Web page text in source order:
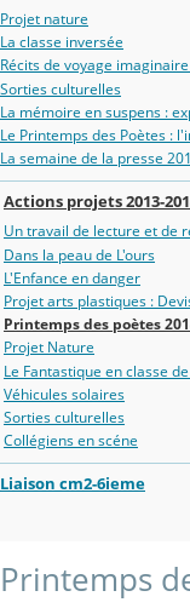
Projet nature
La classe inversée
Récits de voyage
Sorties culturelles
La mémoire en suspens :
Le Printemps des Poètes :
La semaine de la presse
Actions projets 2013-
Un travail de lecture et de
Dans la peau de L'ours
L'Enfance en danger
Projet arts plastiques :
Printemps des poètes
Projet Nature
Le Fantastique en classe
Véhicules solaires
Sorties culturelles
Collégiens en scéne
Liaison cm2-6ieme
Printemps